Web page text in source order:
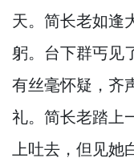
天。 简长老如逢
躬。 台下群丐见
有丝毫怀疑， 齐
礼。 简长老踏上
上吐去， 但见她